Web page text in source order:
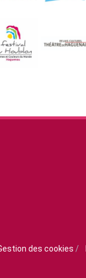
des cookies /